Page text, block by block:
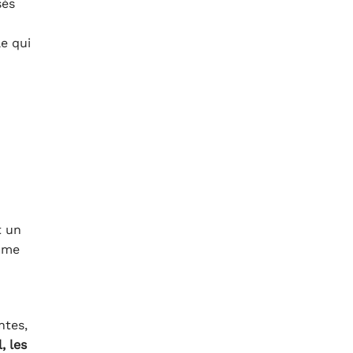
qui
un
les